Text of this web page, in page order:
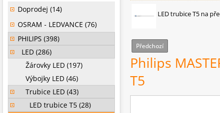
LED trubice T5 na
Předchozí
Philips
T5
Doprodej (14)
OSRAM - LEDVANCE (76)
PHILIPS (398)
LED (286)
Žárovky LED (197)
Výbojky LED (46)
Trubice LED (43)
LED trubice T5 (28)